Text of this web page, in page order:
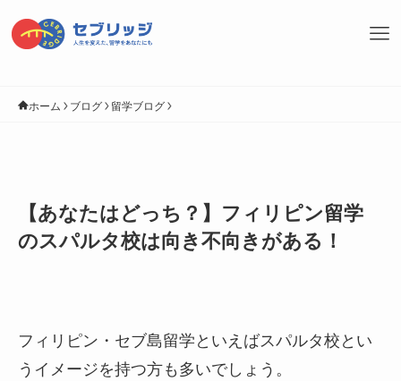
ホーム ブログ 留学ブログ
【あなたはどっち？】フィリピン留学
のスパルタ校は向き不向きがある！
フィリピン・セブ島留学といえばスパルタ校とい
うイメージを持つ方も多いでしょう。